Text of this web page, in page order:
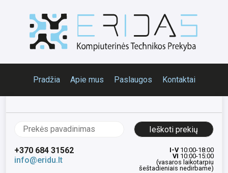
Pradžia Apie mus Paslaugos Kontaktai
Ieškoti:
+370 684 31562
info@eridu.lt
I-V10:00-18:00
VI 10:00-15:00
(vasaros laikotarpiu
šeštadieniais nedirbame)